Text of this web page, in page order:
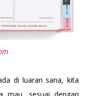
di luaran sana, kita